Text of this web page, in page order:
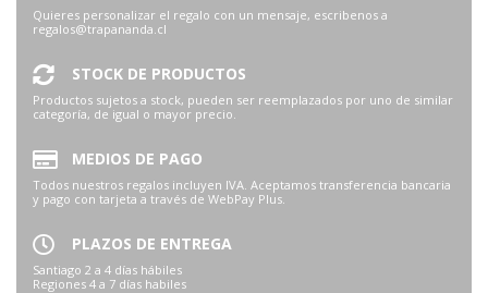
Quieres personalizar el regalo con un mensaje, escribenos a
regalos@trapananda.cl
STOCK DE PRODUCTOS
Productos sujetos a stock, pueden ser reemplazados por uno de similar
categoría, de igual o mayor precio.
MEDIOS DE PAGO
Todos nuestros regalos incluyen IVA. Aceptamos transferencia bancaria
y pago con tarjeta a través de WebPay Plus.
PLAZOS DE ENTREGA
Santiago 2 a 4 días hábiles
Regiones 4 a 7 días habiles